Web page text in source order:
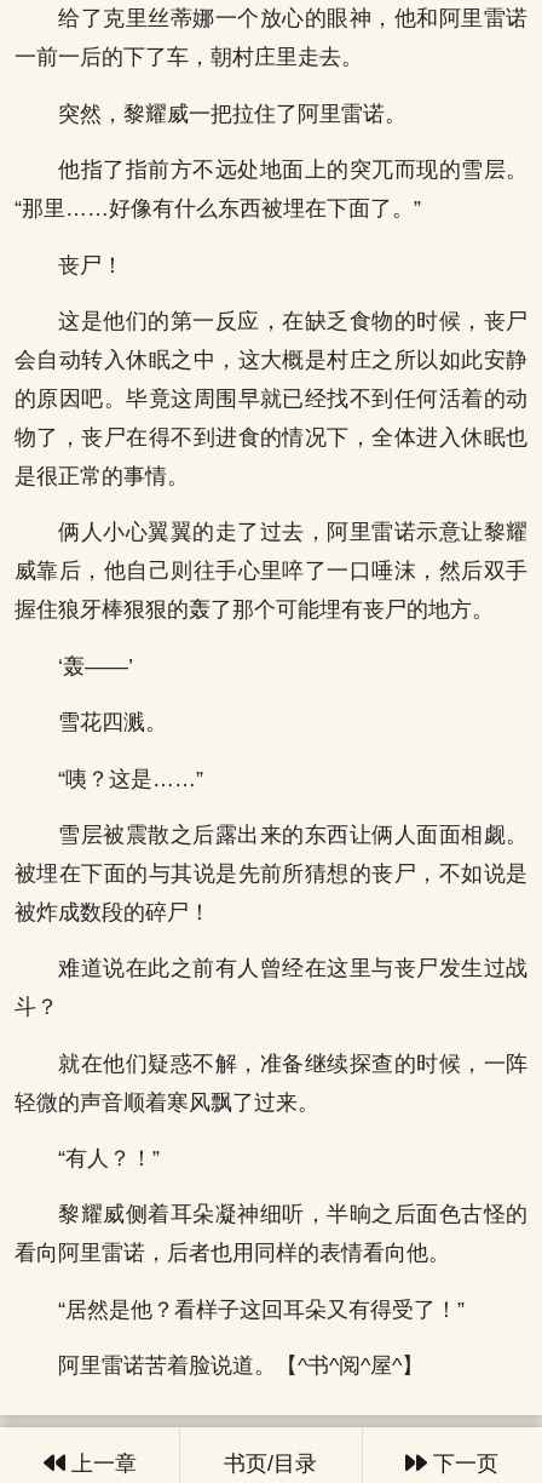
给了克里丝蒂娜一个放心的眼神，他和阿里雷诺
一前一后的下了车，朝村庄里走去。
突然，黎耀威一把拉住了阿里雷诺。
他指了指前方不远处地面上的突兀而现的雪层。
“那里……好像有什么东西被埋在下面了。”
丧尸！
这是他们的第一反应，在缺乏食物的时候，丧尸
会自动转入休眠之中，这大概是村庄之所以如此安静
的原因吧。毕竟这周围早就已经找不到任何活着的动
物了，丧尸在得不到进食的情况下，全体进入休眠也
是很正常的事情。
俩人小心翼翼的走了过去，阿里雷诺示意让黎耀
威靠后，他自己则往手心里啐了一口唾沫，然后双手
握住狼牙棒狠狠的轰了那个可能埋有丧尸的地方。
‘轰——’
雪花四溅。
“咦？这是……”
雪层被震散之后露出来的东西让俩人面面相觑。
被埋在下面的与其说是先前所猜想的丧尸，不如说是
被炸成数段的碎尸！
难道说在此之前有人曾经在这里与丧尸发生过战
斗？
就在他们疑惑不解，准备继续探查的时候，一阵
轻微的声音顺着寒风飘了过来。
“有人？！”
黎耀威侧着耳朵凝神细听，半晌之后面色古怪的
看向阿里雷诺，后者也用同样的表情看向他。
“居然是他？看样子这回耳朵又有得受了！”
阿里雷诺苦着脸说道。【^书^阅^屋^】
上一章 书页/目录 下一页